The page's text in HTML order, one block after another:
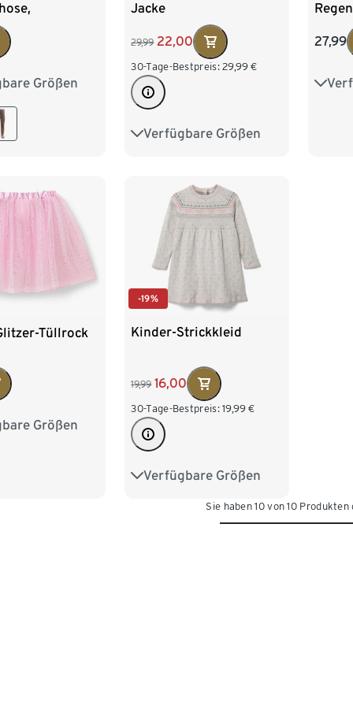
Größen
86
Jacke
29,99 22,00
30-Tage-Bestpreis: 29,99 €
Verfügbare Größen
134/140 146/152
27,99
74/
Tüllrock
Größen
110/116
-19%
Kinder-Strickkleid
19,99 16,00
30-Tage-Bestpreis: 19,99 €
Verfügbare Größen
74/80 86/92
110/116
Sie haben 10 von 10 Produkten